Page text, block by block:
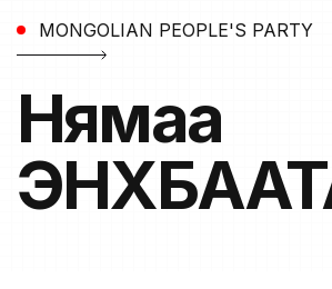
MONGOLIAN PEOPLE'S PARTY
Нямаа